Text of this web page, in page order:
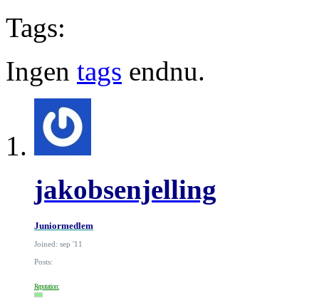
Tags:
Ingen tags endnu.
jakobsenjelling
Juniormedlem
Joined: sep '11
Posts:
Reputation: